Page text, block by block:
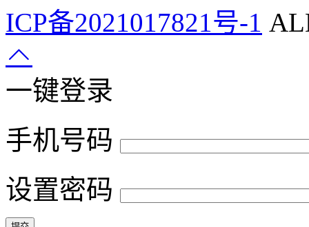
ICP备2021017821号-1
一键登录
手机号码
设置密码